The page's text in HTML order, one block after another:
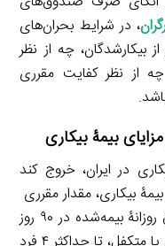
، در شرایط بحران‌های
بیکارشدگان، چه از نظر
نظر کفایت مقرری
بیمۀ بیکاری
در ایران، خروج کند
بیکاری، مقدار مقرری
معادل ۵۵ درصد متوسط مزد یا حقوق روزانۀ بیمه‌شده در ۹۰ روز